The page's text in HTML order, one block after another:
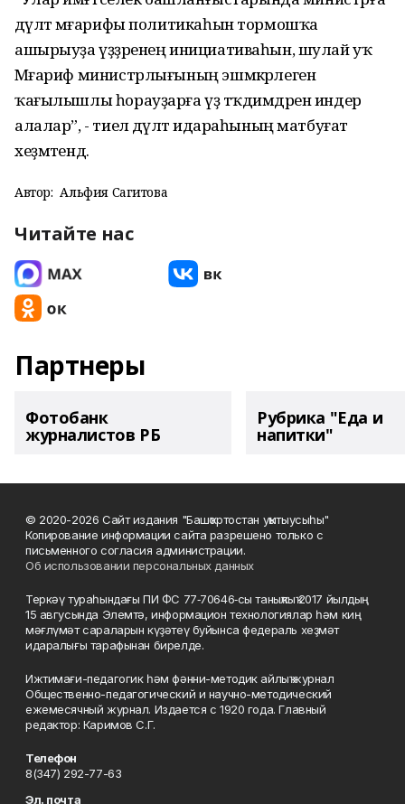
дәүләт мәғарифы политикаһын тормошҡа
ашырыуҙа үҙҙәренең инициативаһын, шулай уҡ
Мәғариф министрлығының эшмәкәрлегенә
ҡағылышлы һорауҙарға үҙ тәҡдимдәрен индерә
алалар”, - тиелә дәүләт идараһының матбуғат
хеҙмәтендә.
Автор: Альфия Сагитова
Читайте нас
Партнеры
Фотобанк
журналистов РБ
Рубрика "Еда и
напитки"
© 2020-2026 Сайт издания "Башҡортостан уҡытыусыһы"
Копирование информации сайта разрешено только с
письменного согласия администрации.
Об использовании персональных данных
Теркәү тураһындағы ПИ ФС 77‑70646‑сы таныҡлыҡ 2017 йылдың
15 авгусында Элемтә, информацион технологиялар һәм киң
мәғлүмәт сараларын күҙәтеү буйынса федераль хеҙмәт
идаралығы тарафынан бирелде.
Ижтимағи-педагогик һәм фәнни-методик айлыҡ журнал
Общественно-педагогический и научно-методический
ежемесячный журнал. Издается с 1920 года. Главный
редактор: Каримов С.Г.
Телефон
8(347) 292-77-63
Эл. почта